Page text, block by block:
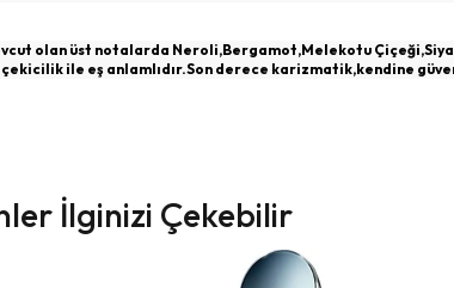
olan üst notalarda Neroli,Bergamot,Melekotu
ile eş anlamlıdır.Son derece karizmatik,kendine
İlginizi Çekebilir